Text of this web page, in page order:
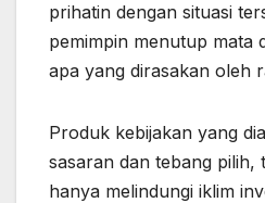
prihatin dengan situasi
pemimpin menutup mata
apa yang dirasakan oleh
Produk kebijakan yang
sasaran dan tebang pilih,
hanya melindungi iklim